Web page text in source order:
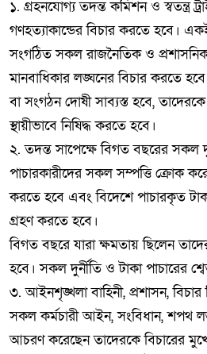
১. গ্রহনযোগ্য তদন্ত কমিশন ও স্বতন্ত্র
গণহত্যাকান্ডের বিচার করতে হবে।
সংগঠিত সকল রাজনৈতিক ও
মানবাধিকার লঙ্ঘনের বিচার করতে
বা সংগঠন দোষী সাব্যস্ত হবে,
স্থায়ীভাবে নিষিদ্ধ করতে হবে।
২. তদন্ত সাপেক্ষে বিগত বছরের সকল
পাচারকারীদের সকল সম্পত্তি ক্রোক করে
করতে হবে এবং বিদেশে পাচারকৃত
গ্রহণ করতে হবে।
বিগত বছরে যারা ক্ষমতায় ছিলেন
হবে। সকল দুর্নীতি ও টাকা পাচারের
৩. আইনশৃঙ্খলা বাহিনী, প্রশাসন, বিচার
সকল কর্মচারী আইন, সংবিধান, শপথ
আচরণ করেছেন তাদেরকে বিচারের